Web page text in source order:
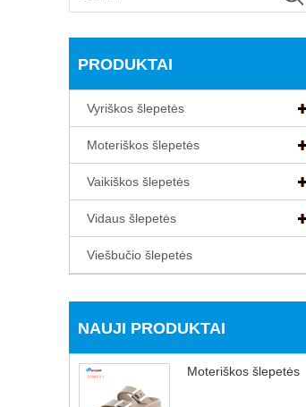
PRODUKTAI
Vyriškos šlepetės
Moteriškos šlepetės
Vaikiškos šlepetės
Vidaus šlepetės
Viešbučio šlepetės
NAUJI PRODUKTAI
Moteriškos šlepetės